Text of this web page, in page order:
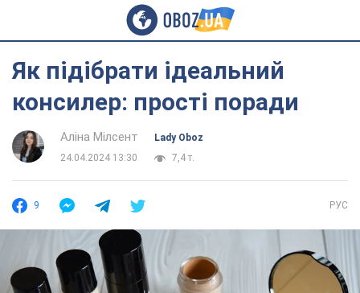
Як підібрати ідеальний
консилер: прості поради
Аліна Мілсент
Lady Oboz
24.04.2024 13:30
7,4 т.
9 РУС